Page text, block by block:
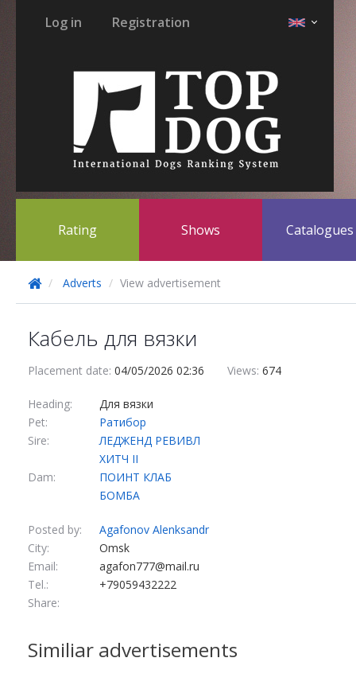
Log in Registration
Rating Shows Catalogues
Adverts View advertisement
Кабель для вязки
Placement date: 04/05/2026 02:36 Views: 674
Heading:
Для вязки
Pet:
Ратибор
Sire:
ЛЕДЖЕНД РЕВИВЛ
ХИТЧ II
Dam:
ПОИНТ КЛАБ
БОМБА
Posted by:
Agafonov Alenksandr
City:
Omsk
Email:
agafon777@mail.ru
Tel.:
+79059432222
Share:
Similiar advertisements